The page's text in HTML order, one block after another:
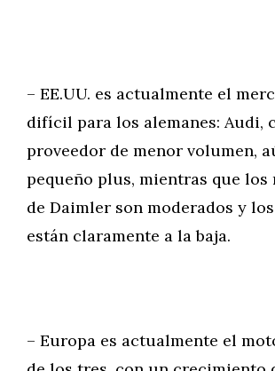
– EE.UU. es actualmente el
difícil para los alemanes: Audi,
proveedor de menor volumen,
pequeño plus, mientras que los
de Daimler son moderados y
están claramente a la baja.
– Europa es actualmente el